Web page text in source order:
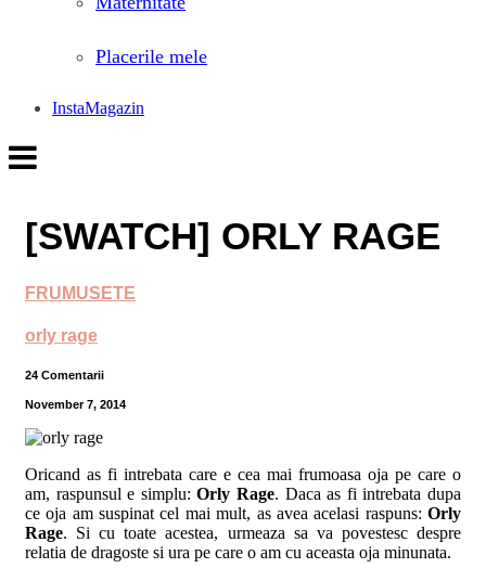
Placerile mele
InstaMagazin
[SWATCH] ORLY RAGE
FRUMUSETE
orly rage
24 Comentarii
November 7, 2014
Oricand as fi intrebata care e cea mai frumoasa oja pe care o
am, raspunsul e simplu:Orly Rage. Daca as fi intrebata dupa
ce oja am suspinat cel mai mult, as avea acelasi raspuns: Orly
Rage. Si cu toate acestea, urmeaza sa va povestesc despre
relatia de dragoste si ura pe care o am cu aceasta oja minunata.